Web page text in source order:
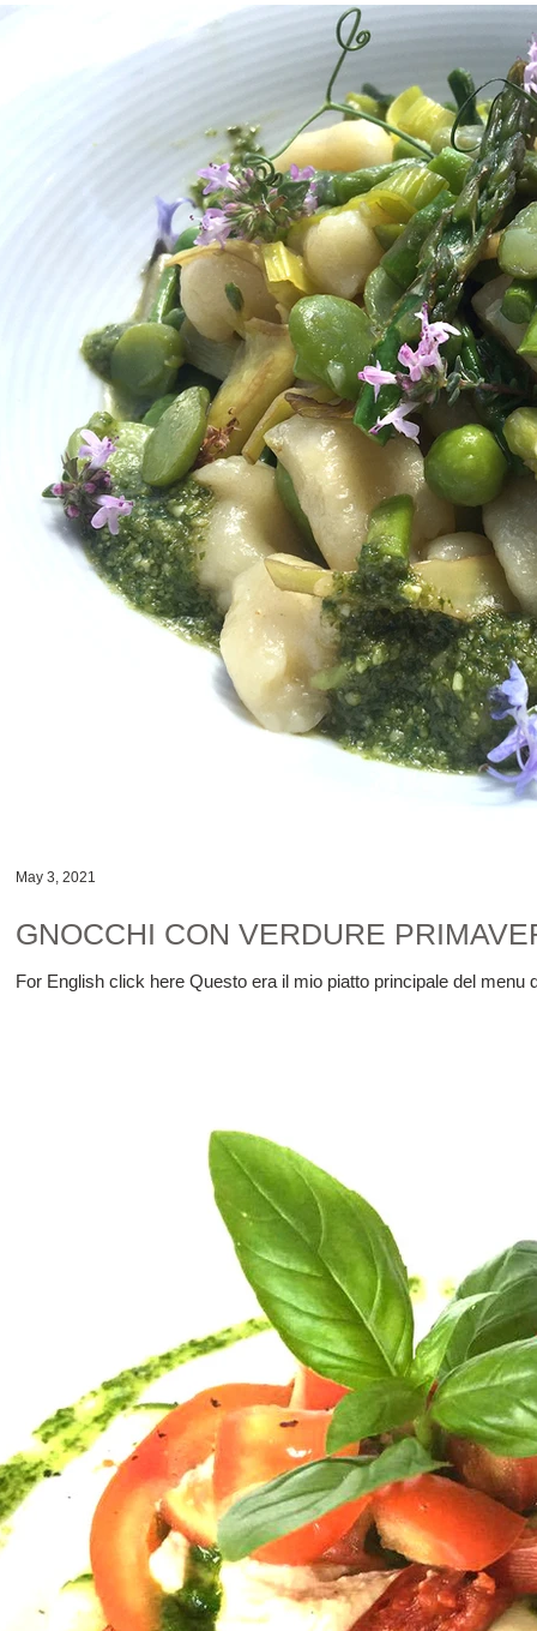
GNOCCHI CON VERDURE
For English click here Questo era il mio piatto principale del
May 3, 2021